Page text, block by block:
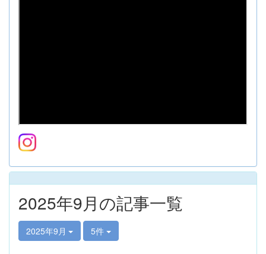
2025年9月の記事一覧
2025年9月 5件